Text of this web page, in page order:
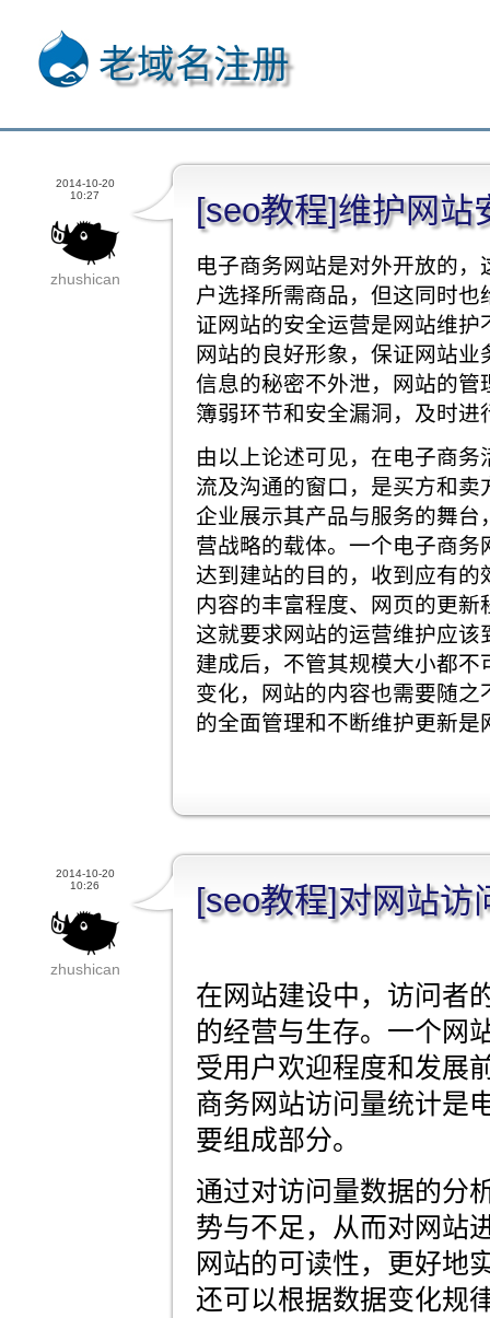
老域名注册
2014-10-20
10:27
zhushican
[seo教程]维护网站
电子商务网站是对外开放的
户选择所需商品，但这同时
证网站的安全运营是网站维
网站的良好形象，保证网站
信息的秘密不外泄，网站的
簿弱环节和安全漏洞，及时进
由以上论述可见，在电子商
流及沟通的窗口，是买方和
企业展示其产品与服务的舞
营战略的载体。一个电子商
达到建站的目的，收到应有
内容的丰富程度、网页的更
这就要求网站的运营维护应
建成后，不管其规模大小都
变化，网站的内容也需要随
的全面管理和不断维护更新
2014-10-20
10:26
zhushican
[seo教程]对网站访
在网站建设中，访问者
的经营与生存。一个网
受用户欢迎程度和发展
商务网站访问量统计是
要组成部分。
通过对访问量数据的分
势与不足，从而对网站
网站的可读性，更好地
还可以根据数据变化规